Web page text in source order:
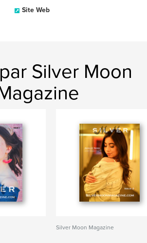
Site Web
Silver Moon
Silver Moon Magazine